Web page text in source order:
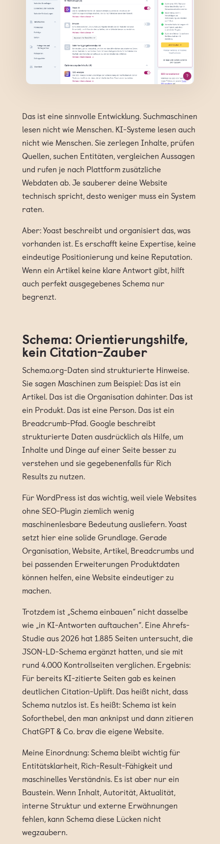
Das ist eine sinnvolle Entwicklung. Suchmaschinen
lesen nicht wie Menschen. KI-Systeme lesen auch
nicht wie Menschen. Sie zerlegen Inhalte, prüfen
Quellen, suchen Entitäten, vergleichen Aussagen
und rufen je nach Plattform zusätzliche
Webdaten ab. Je sauberer deine Website
technisch spricht, desto weniger muss ein System
raten.
Aber: Yoast beschreibt und organisiert das, was
vorhanden ist. Es erschafft keine Expertise, keine
eindeutige Positionierung und keine Reputation.
Wenn ein Artikel keine klare Antwort gibt, hilft
auch perfekt ausgegebenes Schema nur
begrenzt.
Schema: Orientierungshilfe,
kein Citation-Zauber
Schema.org-Daten sind strukturierte Hinweise.
Sie sagen Maschinen zum Beispiel: Das ist ein
Artikel. Das ist die Organisation dahinter. Das ist
ein Produkt. Das ist eine Person. Das ist ein
Breadcrumb-Pfad. Google beschreibt
strukturierte Daten ausdrücklich als Hilfe, um
Inhalte und Dinge auf einer Seite besser zu
verstehen und sie gegebenenfalls für Rich
Results zu nutzen.
Für WordPress ist das wichtig, weil viele Websites
ohne SEO-Plugin ziemlich wenig
maschinenlesbare Bedeutung ausliefern. Yoast
setzt hier eine solide Grundlage. Gerade
Organisation, Website, Artikel, Breadcrumbs und
bei passenden Erweiterungen Produktdaten
können helfen, eine Website eindeutiger zu
machen.
Trotzdem ist „Schema einbauen“ nicht dasselbe
wie „in KI-Antworten auftauchen“. Eine Ahrefs-
Studie aus 2026 hat 1.885 Seiten untersucht, die
JSON-LD-Schema ergänzt hatten, und sie mit
rund 4.000 Kontrollseiten verglichen. Ergebnis:
Für bereits KI-zitierte Seiten gab es keinen
deutlichen Citation-Uplift. Das heißt nicht, dass
Schema nutzlos ist. Es heißt: Schema ist kein
Soforthebel, den man anknipst und dann zitieren
ChatGPT & Co. brav die eigene Website.
Meine Einordnung: Schema bleibt wichtig für
Entitätsklarheit, Rich-Result-Fähigkeit und
maschinelles Verständnis. Es ist aber nur ein
Baustein. Wenn Inhalt, Autorität, Aktualität,
interne Struktur und externe Erwähnungen
fehlen, kann Schema diese Lücken nicht
wegzaubern.